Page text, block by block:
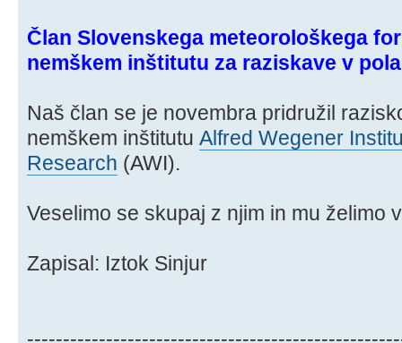
Član Slovenskega meteorološkega
nemškem inštitutu za raziskave v
Naš član se je novembra pridružil
nemškem inštitutu Alfred Wegener
Research (AWI).
Veselimo se skupaj z njim in mu želimo
Zapisal: Iztok Sinjur